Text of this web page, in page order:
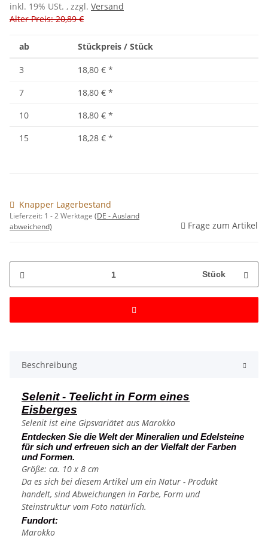
inkl. 19% USt. , zzgl. Versand
Alter Preis: 20,89 €
ab Stückpreis / Stück
3 18,80 € *
7
18,80 € *
10
18,80 € *
15
18,28 € *
Knapper Lagerbestand
Lieferzeit: 1 - 2 Werktage (DE - Ausland
abweichend)
Frage zum Artikel
Stück
Beschreibung
Selenit - Teelicht in Form eines
Eisberges
Selenit ist eine Gipsvariätet aus Marokko
Entdecken Sie die Welt der Mineralien und Edelsteine
für sich und erfreuen sich an der Vielfalt der Farben
und Formen.
Größe: ca. 10 x 8 cm
Da es sich bei diesem Artikel um ein Natur - Produkt
handelt, sind Abweichungen in Farbe, Form und
Steinstruktur vom Foto natürlich.
Fundort:
Marokko